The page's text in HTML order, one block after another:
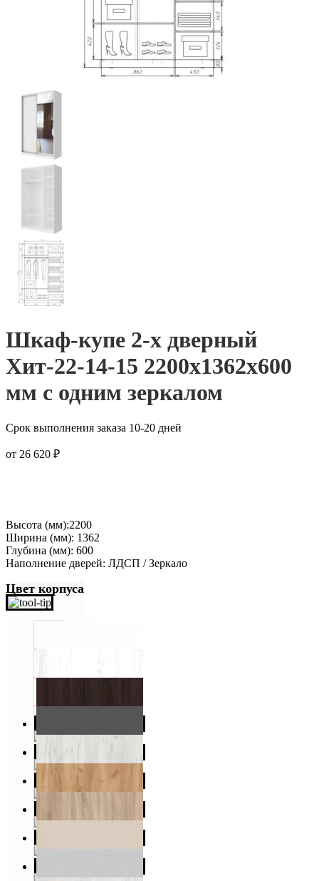
Шкаф-купе 2-х дверный
Хит-22-14-15 2200x1362x600
мм с одним зеркалом
Срок выполнения заказа 10-20 дней
от 26 620 ₽
Высота (мм):2200
Ширина (мм): 1362
Глубина (мм): 600
Наполнение дверей: ЛДСП / Зеркало
Цвет корпуса